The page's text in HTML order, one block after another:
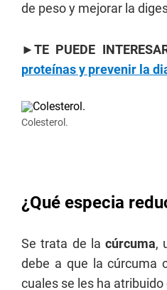
de peso y mejorar la
►TE PUEDE
proteínas y prevenir la
Colesterol.
¿Qué especia
Se trata de la cúrcuma,
debe a que la cúrcuma
cuales se les ha